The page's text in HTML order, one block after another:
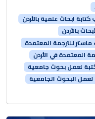
ابحاث علمية بالأردن
بالأردن
للترجمة المعتمدة
المعتمدة في الأردن
لعمل بحوث جامعية
البحوث الجامعية